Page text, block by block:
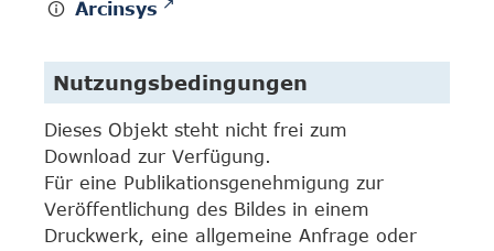
Arcinsys
Nutzungsbedingungen
Dieses Objekt steht nicht frei zum
Download zur Verfügung.
Für eine Publikationsgenehmigung zur
Veröffentlichung des Bildes in einem
Druckwerk, eine allgemeine Anfrage oder